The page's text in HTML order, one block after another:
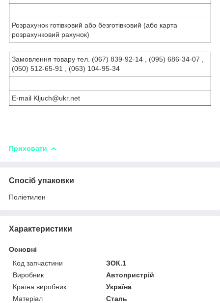
Розрахунок готівковий або безготівковий (або карта
розрахунковий рахунок)
Замовлення товару тел. (067) 839-92-14 , (095) 686-34-07 ,
(050) 512-65-91 , (063) 104-95-34
Е-mail Kljuch@ukr.net
Приховати
Спосіб упаковки
Поліетилен
Характеристики
Основні
Код запчастини
ЗОК.1
Виробник
Автопристрій
Країна виробник
Україна
Матеріал
Сталь